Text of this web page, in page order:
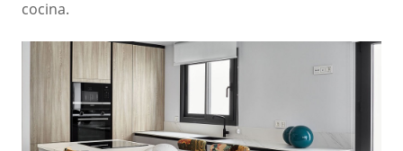
cocina.